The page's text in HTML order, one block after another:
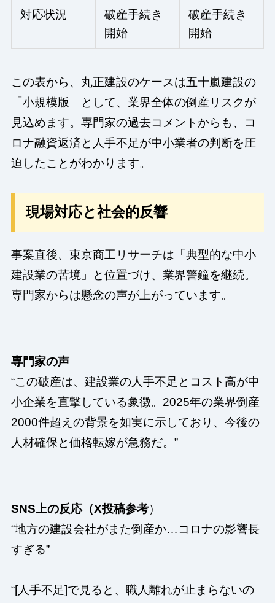
対応状況
破産手続き
開始
破産手続き
開始
この表から、丸正建設のケースは五十嵐建設の
「小規模版」として、業界全体の倒産リスクが
見込めます。専門家の過去コメントからも、コ
ロナ融資返済と人手不足が中小業者の判断を圧
迫したことがわかります。
現場対応と社会的反響
事案直後、東京商工リサーチは「典型的な中小
建設業の苦境」と位置づけ、業界警鐘を継続。
専門家からは懸念の声が上がっています。
専門家の声
“この破産は、建設業の人手不足とコスト高が中
小企業を直撃している象徴。2025年の業界倒産
2000件超えの背景を如実に示しており、今後の
人材確保と価格転嫁が急務だ。”
SNS上の反応（X投稿参考）
“地方の建設会社がまた倒産か…コロナの影響長
すぎる”
“[人手不足]で見ると、職人離れが止まらないの